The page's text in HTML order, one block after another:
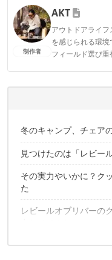
CAMP HACK編
制作者
AKT
アウトドアライ
を感じられる環境
フィールド選び
冬のキャンプ、チェア
すると、1,500円で良
見つけたのは「レビー
その実力やいかに？ク
た
まったく違和感なくフ
装着したまま折りたた
レビールオブリバーの
なんと！チェア以外で